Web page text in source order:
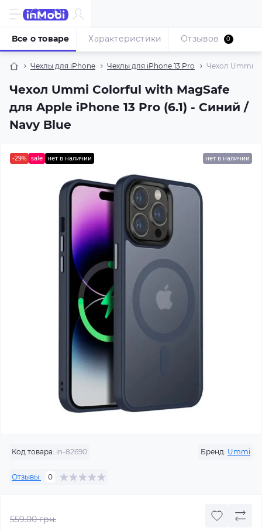
Чехлы для iPhone Чехлы для iPhone 13 Pro Чехол Ummi
Чехол Ummi Colorful with MagSafe
для Apple iPhone 13 Pro (6.1) - Синий /
Navy Blue
Все о товаре Характеристики Отзывов 0
-29% sale нет в наличии нет в наличии
Код товара: in-82690 Бренд: Ummi
Отзывы: 0
559.00 грн.